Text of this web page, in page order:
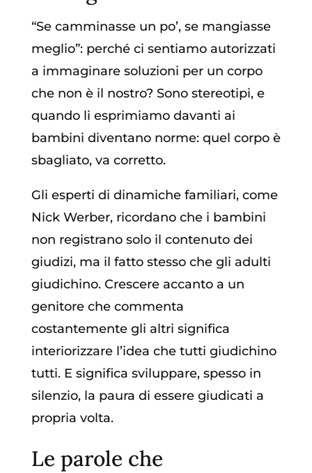
“Se camminasse un po’, se mangiasse
meglio”: perché ci sentiamo autorizzati
a immaginare soluzioni per un corpo
che non è il nostro? Sono stereotipi, e
quando li esprimiamo davanti ai
bambini diventano norme: quel corpo è
sbagliato, va corretto.
Gli esperti di dinamiche familiari, come
Nick Werber, ricordano che i bambini
non registrano solo il contenuto dei
giudizi, ma il fatto stesso che gli adulti
giudichino. Crescere accanto a un
genitore che commenta
costantemente gli altri significa
interiorizzare l’idea che tutti giudichino
tutti. E significa sviluppare, spesso in
silenzio, la paura di essere giudicati a
propria volta.
Le parole che